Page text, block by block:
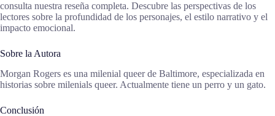
consulta nuestra reseña completa. Descubre las perspectivas de los
lectores sobre la profundidad de los personajes, el estilo narrativo y el
impacto emocional.
Sobre la Autora
Morgan Rogers es una milenial queer de Baltimore, especializada en
historias sobre milenials queer. Actualmente tiene un perro y un gato.
Conclusión